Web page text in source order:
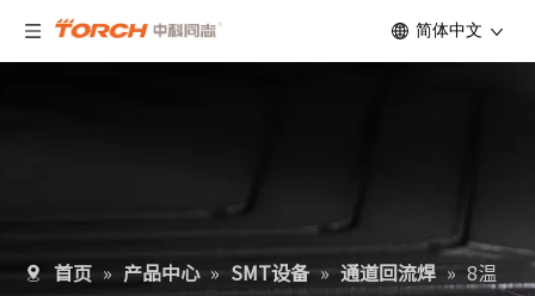
简体中文
首页 » 产品中心 » SMT设备 » 通道回流焊 » 8温